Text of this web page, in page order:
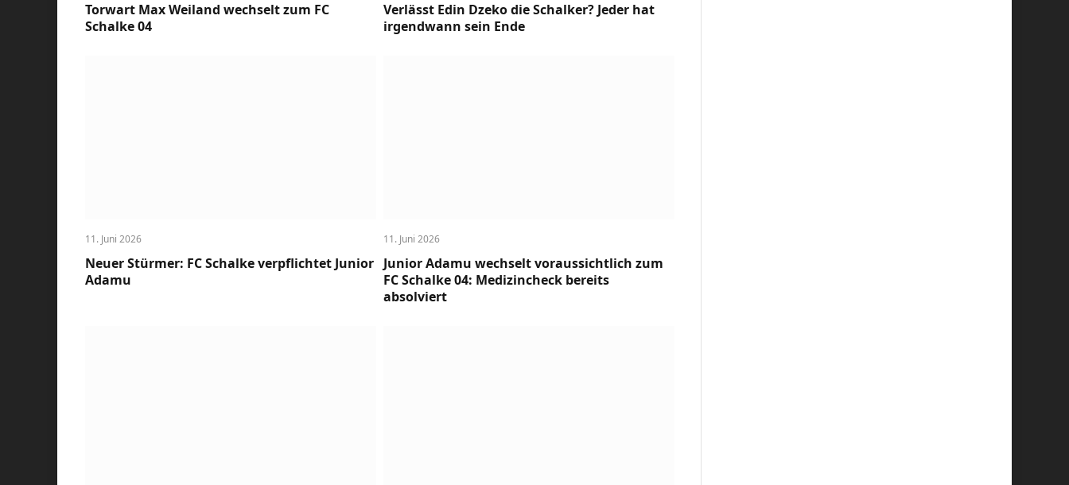
Torwart Max Weiland wechselt zum FC
Schalke 04
Verlässt Edin Dzeko die Schalker? Jeder hat
irgendwann sein Ende
11. Juni 2026
Neuer Stürmer: FC Schalke verpflichtet Junior
Adamu
11. Juni 2026
Junior Adamu wechselt voraussichtlich zum
FC Schalke 04: Medizincheck bereits
absolviert